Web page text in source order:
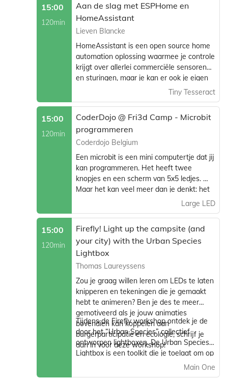
15:00
120min
Aan de slag met ESPHome en
HomeAssistant
Lieven Blancke
HomeAssistant is een open source home
automation oplossing waarmee je controle
krijgt over allerlei commerciële sensoren
en sturingen, maar je kan er ook je eigen
hardware aan koppelen. Met ESPHome
heel wat doen zoals je analoge waterteller
en gasmeter monitoren.
Tiny Tesseract
15:00
120min
CoderDojo @ Fri3d Camp - Microbit
programmeren
Coderdojo Belgium
Een microbit is een mini computertje dat jij
kan programmeren. Het heeft twee
knopjes en een scherm van 5x5 ledjes.
Maar het kan veel meer dan je denkt: het
kan de temperatuur meten, het weet waar
het noorden ligt, het voelt als je ermee
schudt, het kantelt of laat vallen en het
kan babbelen met andere microbits!
Large LED
15:00
120min
Firefly! Light up the campsite (and
your city) with the Urban Species
Lightbox
Thomas Laureyssens
Zou je graag willen leren om LEDs te laten
knipperen en tekeningen die je gemaakt
hebt te animeren? Ben je des te meer
gemotiveerd als je jouw animaties
bovendien kan koppelen aan
burgerparticipatie en ecologie, schrijf je
dan in voor deze workshop!
Tijdens de Firefly workshop ontdek je de
door het “Urban Species” collectief
ontworpen lightboxen. De Urban Species
Lightbox is een toolkit die je toelaat om op
een poëtische manier onze betrokkenheid
Main One